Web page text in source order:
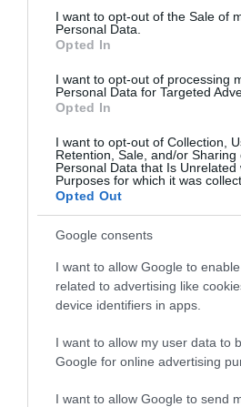
consent section.
I want to opt-out of the Sale of
Personal Data.
Opted In
I want to opt-out of processing
Personal Data for Targeted
Opted In
I want to opt-out of Collection,
Retention, Sale, and/or Sharing
Personal Data that Is Unrelated
Purposes for which it was
Opted Out
Google consents
I want to allow Google to
related to advertising like
device identifiers in apps.
I want to allow my user data to
Google for online advertising
I want to allow Google to send
A KOALA EVOLÚCIÓS MÚLTJA
SOKKAL DRÁMAIBB, MINT A
NYUGODT
EUKALIPTUSZRÁGCSÁLÁS
SUGALLJA
2026-08-07
A